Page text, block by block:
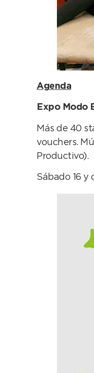
Agenda
Expo Modo
Más de 40
vouchers.
Productivo).
Sábado 16 y